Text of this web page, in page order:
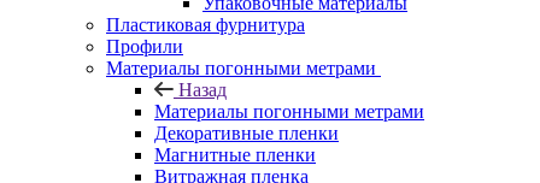
Пластиковая фурнитура
Профили
Материалы погонными метрами
Назад
Материалы погонными метрами
Декоративные пленки
Магнитные пленки
Витражная пленка